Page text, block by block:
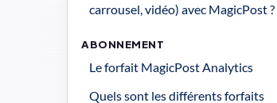
carrousel, vidéo) avec MagicPost ?
ABONNEMENT
Le forfait MagicPost Analytics
Quels sont les différents forfaits